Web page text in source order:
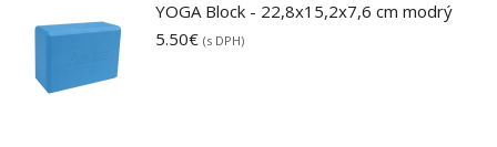
YOGA Block - 22,8x15,2x7,6 cm modrý
5.50€ (s DPH)